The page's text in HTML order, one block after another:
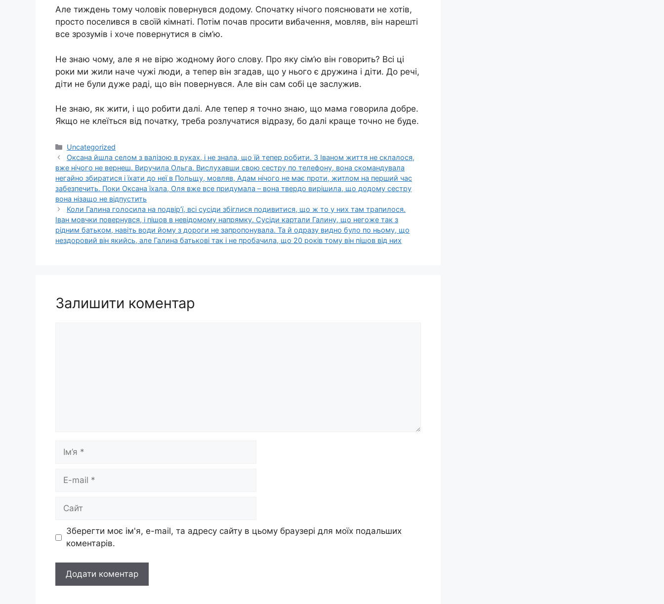
Але тиждень тому чоловік повернувся додому. Спочатку нічого пояснювати не хотів,
просто поселився в своїй кімнаті. Потім почав просити вибачення, мовляв, він нарешті
все зрозумів і хоче повернутися в сім’ю.
Не знаю чому, але я не вірю жодному його слову. Про яку сім’ю він говорить? Всі ці
роки ми жили наче чужі люди, а тепер він згадав, що у нього є дружина і діти. До речі,
діти не були дуже раді, що він повернувся. Але він сам собі це заслужив.
Не знаю, як жити, і що робити далі. Але тепер я точно знаю, що мама говорила добре.
Якщо не клеїться від початку, треба розлучатися відразу, бо далі краще точно не буде.
Категорії
Uncategorized
Оксана йшла селом з валізою в руках, і не знала, що їй тепер робити. З Іваном життя не склалося,
вже нічого не вернеш. Виручила Ольга. Вислухавши свою сестру по телефону, вона скомандувала
негайно збиратися і їхати до неї в Польщу, мовляв, Адам нічого не має проти, житлом на перший час
забезпечить. Поки Оксана їхала, Оля вже все придумала – вона твердо вирішила, що додому сестру
вона нізащо не відпустить
Коли Галина голосила на подвір’ї, всі сусіди збіглися подивитися, що ж то у них там трапилося.
Іван мовчки повернувся, і пішов в невідомому напрямку. Сусіди картали Галину, що негоже так з
рідним батьком, навіть води йому з дороги не запропонувала. Та й одразу видно було по ньому, що
нездоровий він якийсь, але Галина батькові так і не пробачила, що 20 років тому він пішов від них
Залишити коментар
Ім’я
Сайт
Зберегти моє ім'я, e-mail, та адресу сайту в цьому браузері для моїх подальших
коментарів.